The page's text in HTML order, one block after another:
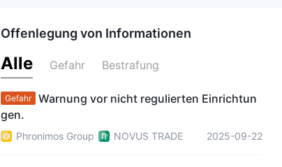
Offenlegung von Informationen
Alle Gefahr Bestrafung
Gefahr
Warnung vor nicht regulierten Einrichtun
gen.
Phronimos Group NOVUS TRADE 2025-09-22